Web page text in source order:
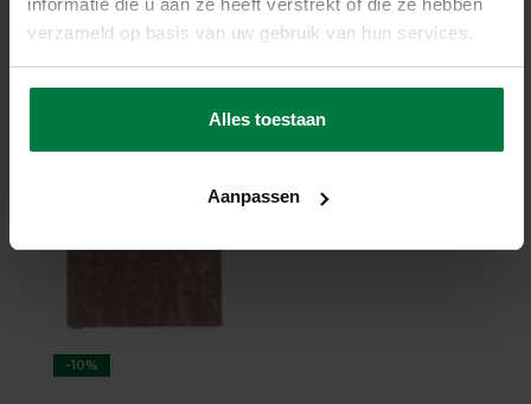
informatie die u aan ze heeft verstrekt of die ze hebben
verzameld op basis van uw gebruik van hun services.
Alles toestaan
Aanpassen
vloerkleed
op voorraad
★★★★★ (1)
399,-
SHOP NU
-10%